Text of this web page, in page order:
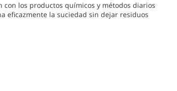
los productos químicos y métodos diarios
eficazmente la suciedad sin dejar residuos